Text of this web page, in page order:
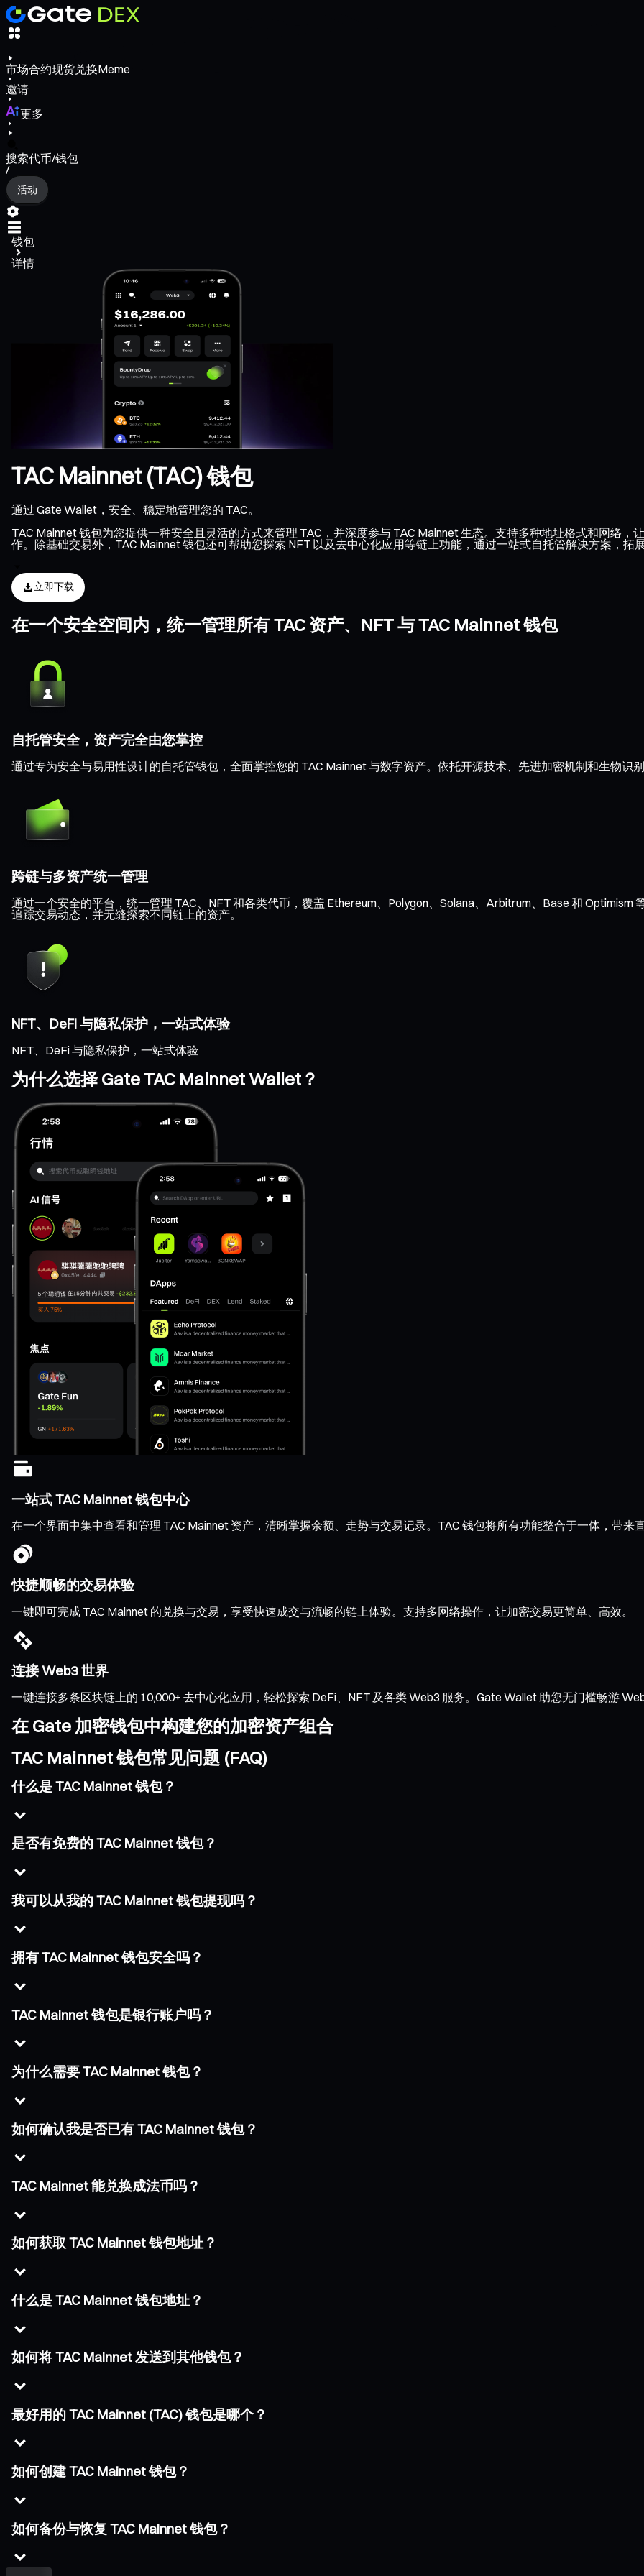
市场合约现货兑换Meme
邀请
更多
搜索代币/钱包
/
活动
钱包
详情
TAC Mainnet (TAC) 钱包
通过 Gate Wallet，安全、稳定地管理您的 TAC。
TAC Mainnet 钱包为您提供一种安全且灵活的方式来管理 TAC，并深度参与 TAC Mainnet 生态。支持多种地址格式和网络，
作。除基础交易外，TAC Mainnet 钱包还可帮助您探索 NFT 以及去中心化应用等链上功能，通过一站式自托管解决方案，拓
立即下载
在一个安全空间内，统一管理所有 TAC 资产、NFT 与 TAC Mainnet 钱包
自托管安全，资产完全由您掌控
通过专为安全与易用性设计的自托管钱包，全面掌控您的 TAC Mainnet 与数字资产。依托开源技术、先进加密机制和生物识
跨链与多资产统一管理
通过一个安全的平台，统一管理 TAC、NFT 和各类代币，覆盖 Ethereum、Polygon、Solana、Arbitrum、Base 和 Optimism
追踪交易动态，并无缝探索不同链上的资产。
NFT、DeFi 与隐私保护，一站式体验
NFT、DeFi 与隐私保护，一站式体验
为什么选择 Gate TAC Mainnet Wallet？
一站式 TAC Mainnet 钱包中心
在一个界面中集中查看和管理 TAC Mainnet 资产，清晰掌握余额、走势与交易记录。TAC 钱包将所有功能整合于一体，带来
快捷顺畅的交易体验
一键即可完成 TAC Mainnet 的兑换与交易，享受快速成交与流畅的链上体验。支持多网络操作，让加密交易更简单、高效。
连接 Web3 世界
一键连接多条区块链上的 10,000+ 去中心化应用，轻松探索 DeFi、NFT 及各类 Web3 服务。Gate Wallet 助您无门槛畅游
在 Gate 加密钱包中构建您的加密资产组合
TAC Mainnet 钱包常见问题 (FAQ)
什么是 TAC Mainnet 钱包？
是否有免费的 TAC Mainnet 钱包？
我可以从我的 TAC Mainnet 钱包提现吗？
拥有 TAC Mainnet 钱包安全吗？
TAC Mainnet 钱包是银行账户吗？
为什么需要 TAC Mainnet 钱包？
如何确认我是否已有 TAC Mainnet 钱包？
TAC Mainnet 能兑换成法币吗？
如何获取 TAC Mainnet 钱包地址？
什么是 TAC Mainnet 钱包地址？
如何将 TAC Mainnet 发送到其他钱包？
最好用的 TAC Mainnet (TAC) 钱包是哪个？
如何创建 TAC Mainnet 钱包？
如何备份与恢复 TAC Mainnet 钱包？